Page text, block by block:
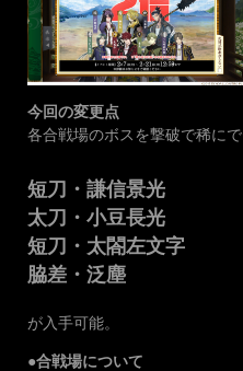
今回の変更点
各合戦場のボスを撃破で稀にで
短刀・謙信景光
太刀・小豆長光
短刀・太閤左文字
脇差・泛塵
が入手可能。
●合戦場について